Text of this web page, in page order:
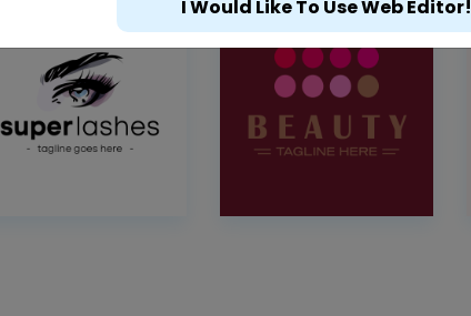
I Would Like To Use Web Editor!